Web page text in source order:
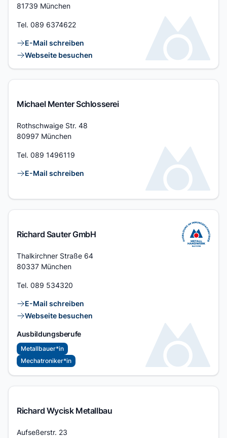
81739 München
Tel. 089 6374622
Kontaktlinks
E-Mail schreiben
Webseite besuchen
Michael Menter Schlosserei
Adresse
Rothschwaige Str. 48
80997 München
Tel. 089 1496119
Kontaktlinks
E-Mail schreiben
Richard Sauter GmbH
Adresse
Thalkirchner Straße 64
80337 München
Tel. 089 534320
Kontaktlinks
E-Mail schreiben
Webseite besuchen
Ausbildungsberufe
Metallbauer*in
Mechatroniker*in
Richard Wycisk Metallbau
Adresse
Aufseßerstr. 23